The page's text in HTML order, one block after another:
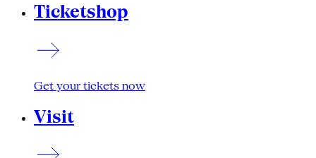
Ticketshop
Get your tickets now
Visit